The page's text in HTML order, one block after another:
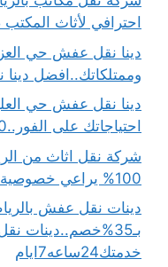
احترافي لأثاث
وممتلكاتك..افضل
دينا نقل عفش حي
احتياجاتك على الفور..20% خصم
شركة نقل اثاث من
100% يراعي خصوصية رحلتك وأغراضك
دينات نقل عفش
بـ35%خصم..دينات
خدمتك24ساعه7ايام